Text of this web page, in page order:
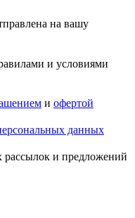
на вашу
и условиями
и офертой
данных
рассылок и предложений